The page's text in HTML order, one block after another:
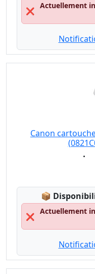
❌
Actuellement
Canon
📦
❌
Actuellement